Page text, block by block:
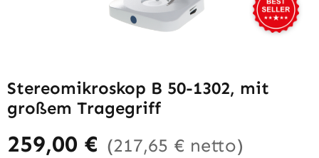
Stereomikroskop B 50-1302, mit
großem Tragegriff
259,00 € (217,65 € netto)